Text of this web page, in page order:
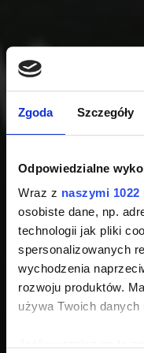
Zgoda Szczegóły
Odpowiedzialne
Wraz z naszymi
osobiste dane, np.
technologii jak pliki
spersonalizowanych
wychodzenia
rozwoju produktów.
używa Twoich